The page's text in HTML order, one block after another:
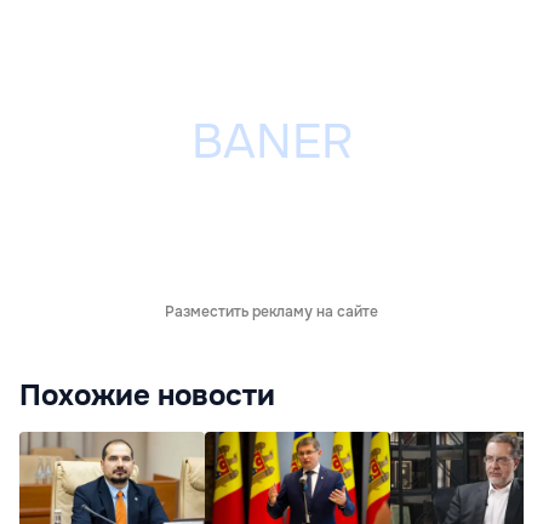
Разместить рекламу на сайте
Похожие новости